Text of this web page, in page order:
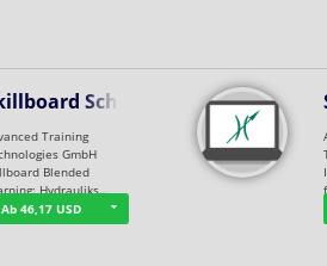
Schl…
Training
GmbH
Blended
Hydrauliks…
Ab 46,17 USD